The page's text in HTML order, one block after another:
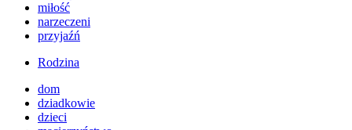
miłość
narzeczeni
przyjaźń
Rodzina
dom
dziadkowie
dzieci